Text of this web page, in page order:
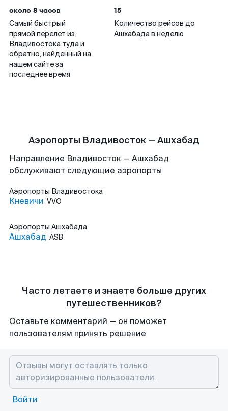
около 8 часов
Самый быстрый
прямой перелет из
Владивостока туда и
обратно, найденный на
нашем сайте за
последнее время
15
Количество рейсов до
Ашхабада в неделю
Аэропорты Владивосток — Ашхабад
Направление Владивосток — Ашхабад
обслуживают следующие аэропорты
Аэропорты Владивостока
Кневичи VVO
Аэропорты Ашхабада
Ашхабад ASB
Часто летаете и знаете больше других
путешественников?
Оставьте комментарий — он поможет
пользователям принять решение
Войти